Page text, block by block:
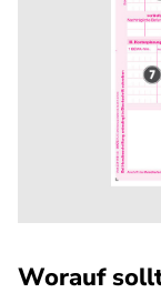
Worauf